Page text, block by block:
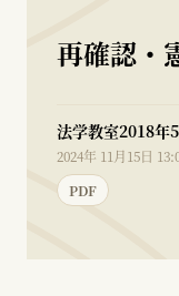
再確認・
法学教室2018年
2024年 11月15日
PDF